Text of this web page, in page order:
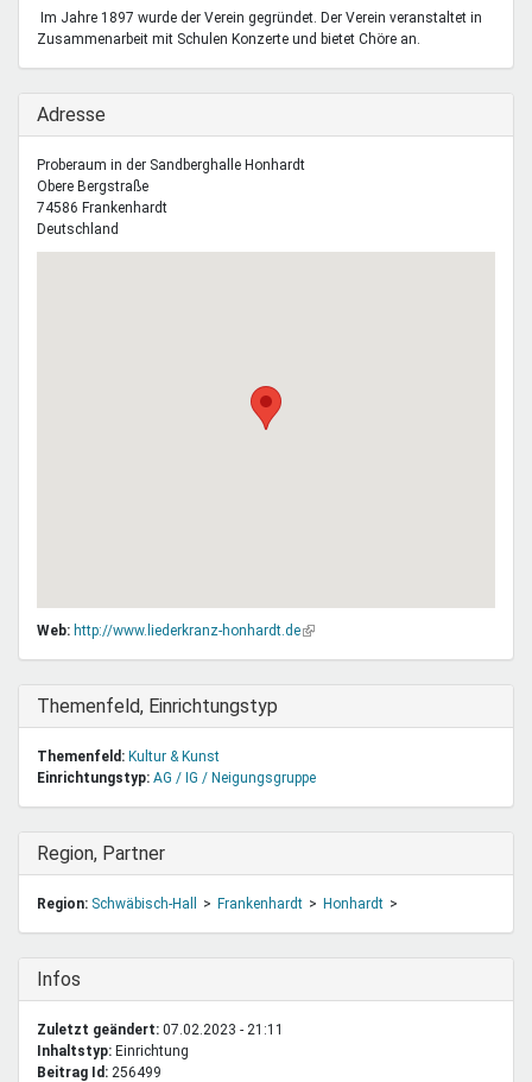
Schule & Beruf
Demokratie & Beteiligung
Im Jahre 1897 wurde der Verein gegründet. Der Verein veranstaltet in
Zusammenarbeit mit Schulen Konzerte und bietet Chöre an.
Ausblenden
Adresse
Proberaum in der Sandberghalle Honhardt
Obere Bergstraße
74586 Frankenhardt
Deutschland
Web: http://www.liederkranz-honhardt.de(Link
Ausblenden
Themenfeld, Einrichtungstyp
Themenfeld: Kultur & Kunst
Einrichtungstyp: AG / IG / Neigungsgruppe
Ausblenden
Region, Partner
Region: Schwäbisch-Hall Frankenhardt Honhardt
Ausblenden
Infos
Zuletzt geändert: 07.02.2023 - 21:11
Inhaltstyp:
einrichtung
Beitrag Id: 256499